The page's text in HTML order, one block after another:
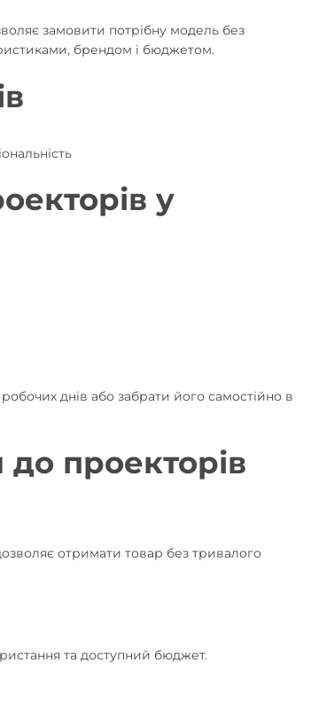
замовити потрібну модель без
брендом і бюджетом.
у
днів або забрати його самостійно в
проекторів
отримати товар без тривалого
та доступний бюджет.